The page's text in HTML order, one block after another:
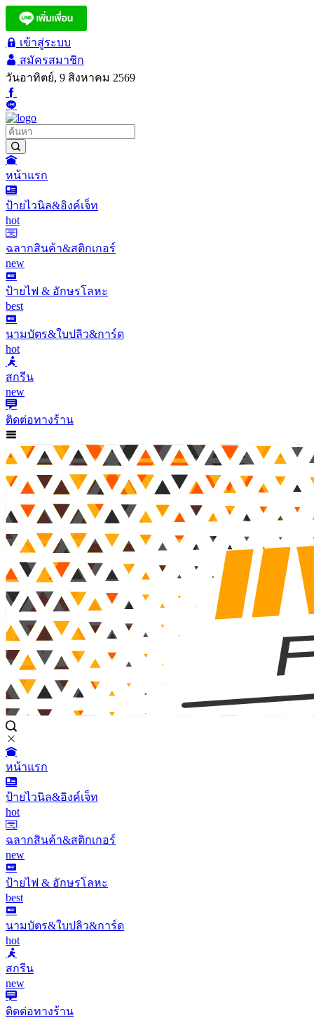
เข้าสู่ระบบ
สมัครสมาชิก
วันอาทิตย์, 9 สิงหาคม 2569
หน้าแรก
ป้ายไวนิล&อิงค์เจ็ท
hot
ฉลากสินค้า&สติกเกอร์
new
ป้ายไฟ & อักษรโลหะ
best
นามบัตร&ใบปลิว&การ์ด
hot
สกรีน
new
ติดต่อทางร้าน
หน้าแรก
ป้ายไวนิล&อิงค์เจ็ท
hot
ฉลากสินค้า&สติกเกอร์
new
ป้ายไฟ & อักษรโลหะ
best
นามบัตร&ใบปลิว&การ์ด
hot
สกรีน
new
ติดต่อทางร้าน